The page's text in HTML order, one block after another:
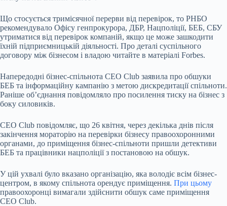
Що стосується тримісячної перерви від перевірок, то РНБО
рекомендувало Офісу генпрокурора, ДБР, Нацполіції, БЕБ, СБУ
утриматися від перевірок компаній, якщо це може зашкодити
їхній підприємницькій діяльності. Про деталі суспільного
договору між бізнесом і владою читайте в матеріалі Forbes.
Напередодні бізнес-спільнота CEO Club заявила про обшуки
БЕБ та інформаційну кампанію з метою дискредитації спільноти.
Раніше обʼєднання повідомляло про посилення тиску на бізнес з
боку силовиків.
CEO Club повідомляє, що 26 квітня, через декілька днів після
закінчення мораторію на перевірки бізнесу правоохоронними
органами, до приміщення бізнес-спільноти пришли детективи
БЕБ та працівники нацполіції з постановою на обшук.
У цій ухвалі було вказано організацію, яка володіє всім бізнес-
центром, в якому спільнота орендує приміщення. При цьому
правоохоронці вимагали здійснити обшук саме приміщення
CEO Club.